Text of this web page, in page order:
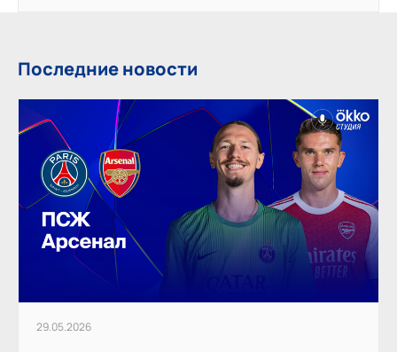
Последние новости
29.05.2026